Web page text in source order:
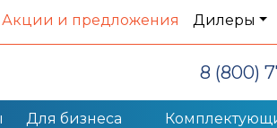
Акции и предложения Дилеры
8 (800)
Для бизнеса